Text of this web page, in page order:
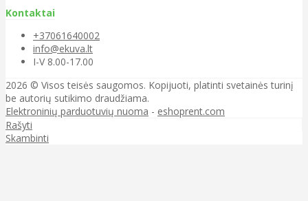
Kontaktai
+37061640002
info@ekuva.lt
I-V 8.00-17.00
2026 © Visos teisės saugomos. Kopijuoti, platinti svetainės turinį
be autorių sutikimo draudžiama.
Elektroninių parduotuvių nuoma - eshoprent.com
Rašyti
Skambinti